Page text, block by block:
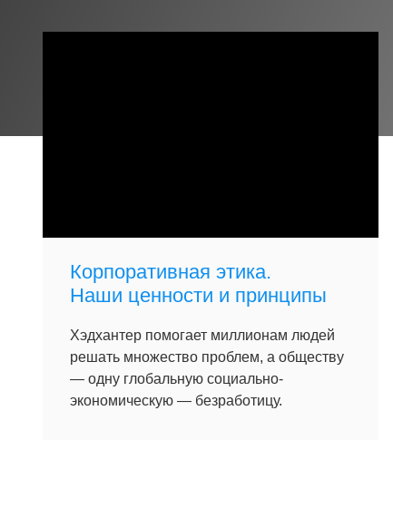
Корпоративная этика.
Наши ценности и принципы
Хэдхантер помогает миллионам людей
решать множество проблем, а обществу
— одну глобальную социально-
экономическую — безработицу.